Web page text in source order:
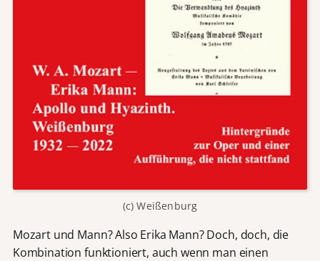
(c) Weißenburg
Mozart und Mann? Also Erika Mann? Doch, doch, die
Kombination funktioniert, auch wenn man einen